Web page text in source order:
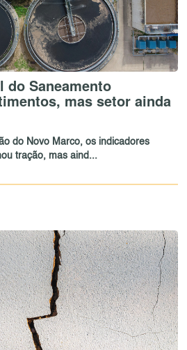
do Saneamento
mas setor ainda
do Novo Marco, os indicadores
tração, mas aind...